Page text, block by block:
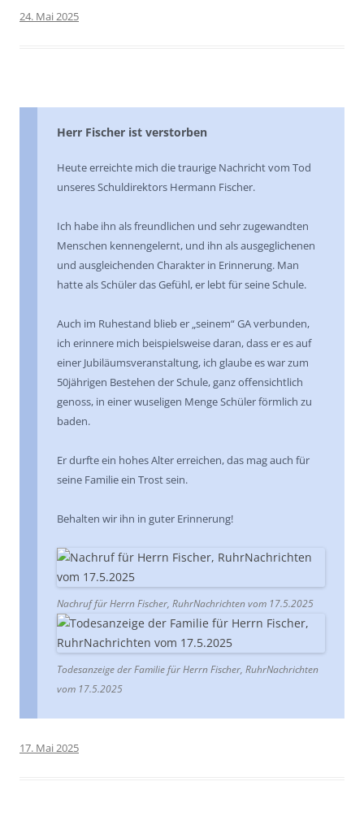
24. Mai 2025
Herr Fischer ist verstorben
Heute erreichte mich die traurige Nachricht vom Tod
unseres Schuldirektors Hermann Fischer.
Ich habe ihn als freundlichen und sehr zugewandten
Menschen kennengelernt, und ihn als ausgeglichenen
und ausgleichenden Charakter in Erinnerung. Man
hatte als Schüler das Gefühl, er lebt für seine Schule.
Auch im Ruhestand blieb er „seinem“ GA verbunden,
ich erinnere mich beispielsweise daran, dass er es auf
einer Jubiläumsveranstaltung, ich glaube es war zum
50jährigen Bestehen der Schule, ganz offensichtlich
genoss, in einer wuseligen Menge Schüler förmlich zu
baden.
Er durfte ein hohes Alter erreichen, das mag auch für
seine Familie ein Trost sein.
Behalten wir ihn in guter Erinnerung!
Nachruf für Herrn Fischer, RuhrNachrichten vom 17.5.2025
Todesanzeige der Familie für Herrn Fischer, RuhrNachrichten
vom 17.5.2025
17. Mai 2025